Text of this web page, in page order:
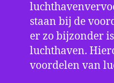
staan bij de
er zo bijzonder
luchthaven.
voordelen van